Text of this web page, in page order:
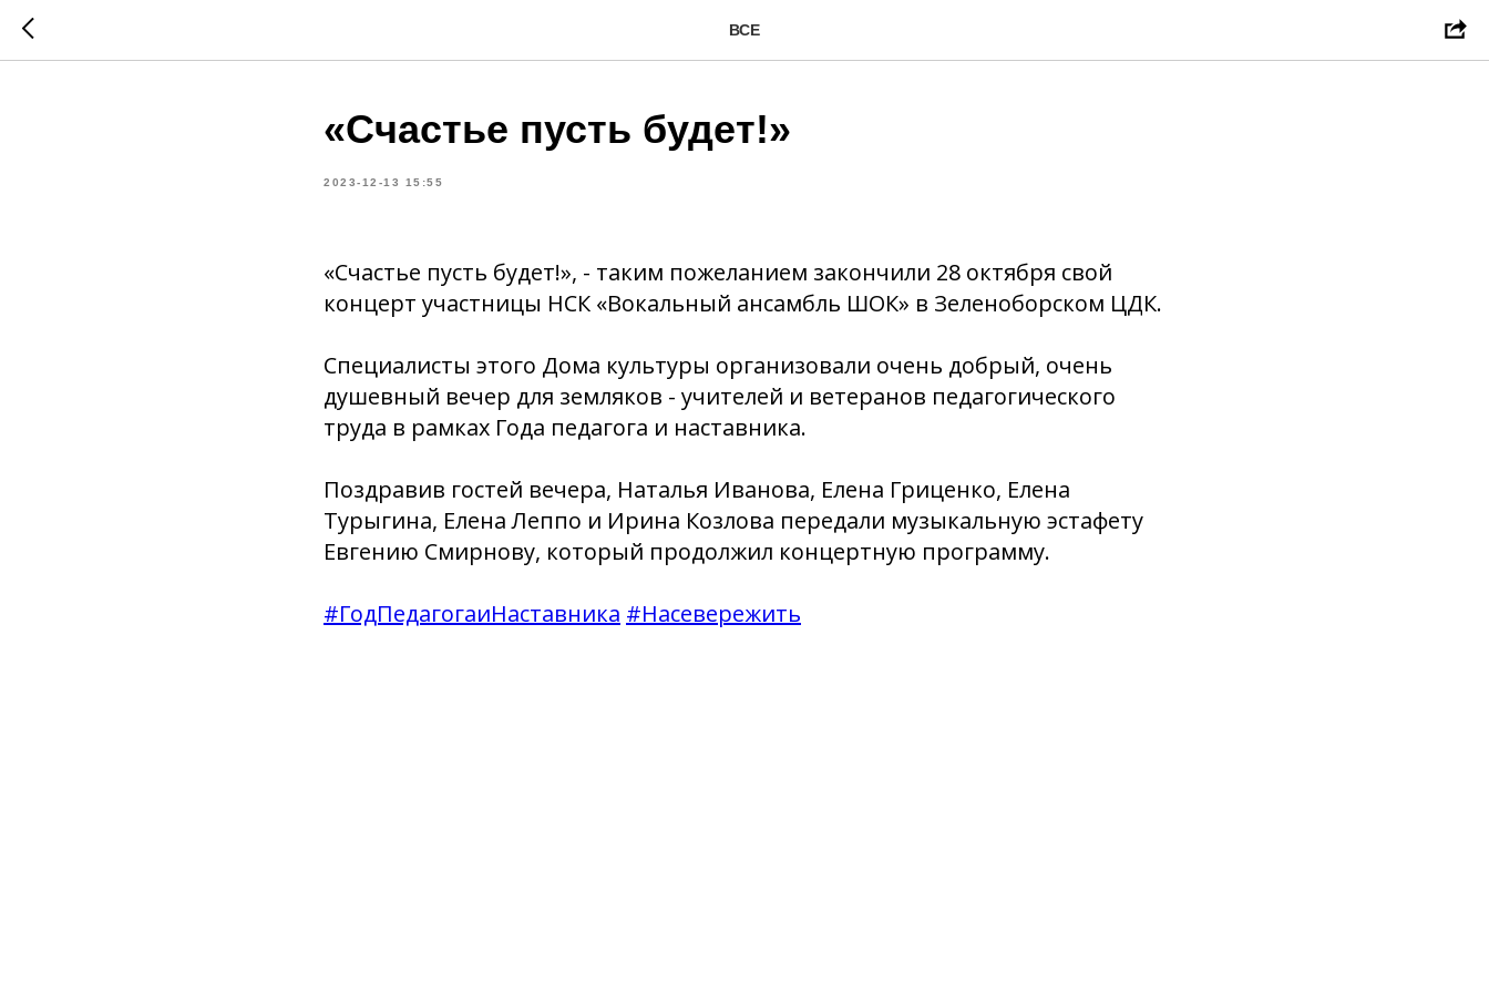
ВСЕ
«Счастье пусть будет!»
2023-12-13 15:55
«Счастье пусть будет!», - таким пожеланием закончили 28 октября свой
концерт участницы НСК «Вокальный ансамбль ШОК» в Зеленоборском ЦДК.
Специалисты этого Дома культуры организовали очень добрый, очень
душевный вечер для земляков - учителей и ветеранов педагогического
труда в рамках Года педагога и наставника.
Поздравив гостей вечера, Наталья Иванова, Елена Гриценко, Елена
Турыгина, Елена Леппо и Ирина Козлова передали музыкальную эстафету
Евгению Смирнову, который продолжил концертную программу.
#ГодПедагогаиНаставника #Насевережить